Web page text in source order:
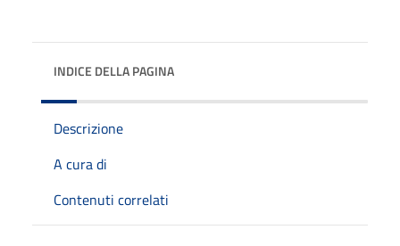
INDICE DELLA PAGINA
Descrizione
A cura di
Contenuti correlati